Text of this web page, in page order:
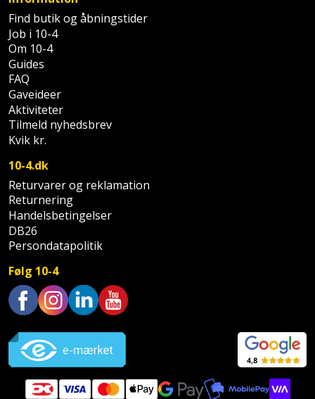
Træ
Vinduer
WinWin
plader
Sækkelukker
Saks
Sav
Savbuk
Skraber
Skruestik
Skruetrækker
Skruetvinge
Slibeartikler
Smøring
og
rustopløser
Klammepistol
Klippeværktøj
Kombokit
Kompressor
Lader
Ligesliber
Limpistol
Linjelaser
Loddekolbe
Luftværktøj
Måleinstrumenter
Malersprøjte
Klæbesøm
Køkkenudstyr
Leg
Lommelygte
Merchandise
Mobiltilbehør
Pavillon
Personlig
pleje
Plantekasser
Postkasse
Postkassestander
Find butik og åbningstider
Job i 10-4
Om 10-4
Guides
FAQ
Gaveideer
Aktiviteter
Tilmeld nyhedsbrev
Kvik kr.
10-4.dk
Returvarer og reklamation
Returnering
Handelsbetingelser
DB26
Persondatapolitik
Følg 10-4